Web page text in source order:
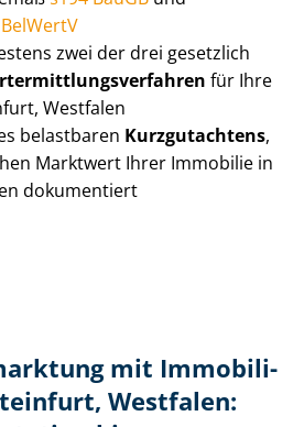
BelWertV
zwei der drei gesetzlich
für Ihre
Westfalen
belastbaren Kurzgutachtens,
Marktwert Ihrer Immobilie in
dokumentiert
mit Im­mo­bi­li­
Westfalen: